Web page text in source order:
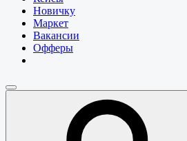
Новичку
Маркет
Вакансии
Офферы